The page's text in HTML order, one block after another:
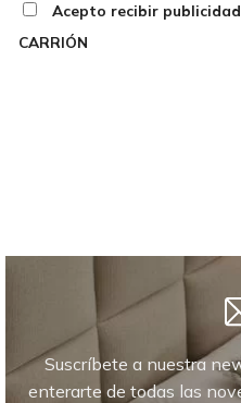
Acepto recibir publicidad
CARRIÓN
Suscríbete a nuestra
enterarte de todas las